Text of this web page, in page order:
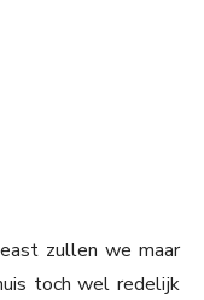
zullen we maar
toch wel redelijk